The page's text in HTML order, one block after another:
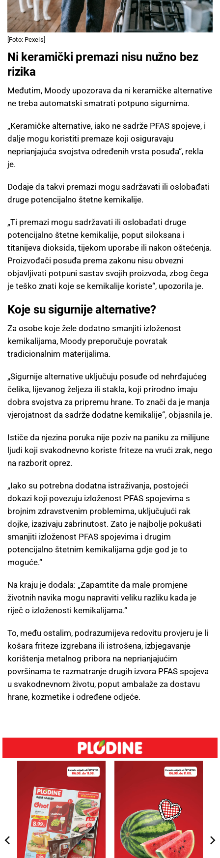
[Foto: Pexels]
Ni keramički premazi nisu nužno bez
rizika
Međutim, Moody upozorava da ni keramičke alternative
ne treba automatski smatrati potpuno sigurnima.
„Keramičke alternative, iako ne sadrže PFAS spojeve, i
dalje mogu koristiti premaze koji osiguravaju
neprianjajuća svojstva određenih vrsta posuđa“, rekla
je.
Dodaje da takvi premazi mogu sadržavati ili oslobađati
druge potencijalno štetne kemikalije.
„Ti premazi mogu sadržavati ili oslobađati druge
potencijalno štetne kemikalije, poput siloksana i
titanijeva dioksida, tijekom uporabe ili nakon oštećenja.
Proizvođači posuđa prema zakonu nisu obvezni
objavljivati potpuni sastav svojih proizvoda, zbog čega
je teško znati koje se kemikalije koriste“, upozorila je.
Koje su sigurnije alternative?
Za osobe koje žele dodatno smanjiti izloženost
kemikalijama, Moody preporučuje povratak
tradicionalnim materijalima.
„Sigurnije alternative uključuju posuđe od nehrđajućeg
čelika, lijevanog željeza ili stakla, koji prirodno imaju
dobra svojstva za pripremu hrane. To znači da je manja
vjerojatnost da sadrže dodatne kemikalije“, objasnila je.
Ističe da njezina poruka nije poziv na paniku za milijune
ljudi koji svakodnevno koriste friteze na vrući zrak, nego
na razborit oprez.
„Iako su potrebna dodatna istraživanja, postojeći
dokazi koji povezuju izloženost PFAS spojevima s
brojnim zdravstvenim problemima, uključujući rak
dojke, izazivaju zabrinutost. Zato je najbolje pokušati
smanjiti izloženost PFAS spojevima i drugim
potencijalno štetnim kemikalijama gdje god je to
moguće.“
Na kraju je dodala: „Zapamtite da male promjene
životnih navika mogu napraviti veliku razliku kada je
riječ o izloženosti kemikalijama.“
To, među ostalim, podrazumijeva redovitu provjeru je li
košara friteze izgrebana ili istrošena, izbjegavanje
korištenja metalnog pribora na neprianjajućim
površinama te razmatranje drugih izvora PFAS spojeva
u svakodnevnom životu, poput ambalaže za dostavu
hrane, kozmetike i određene odjeće.